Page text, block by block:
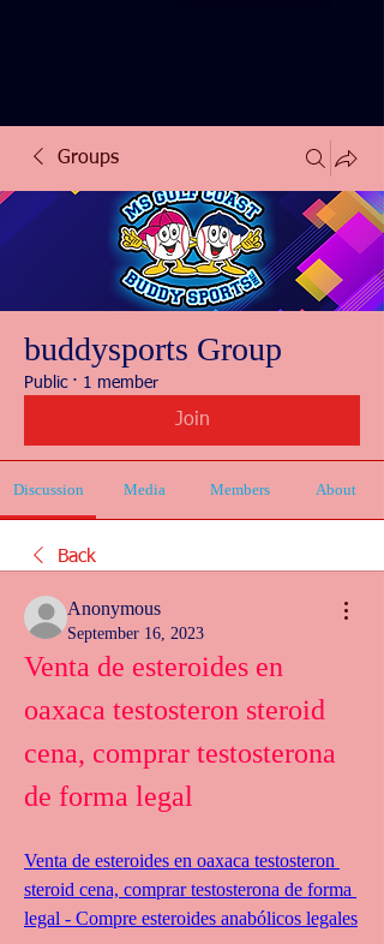
Groups
buddysports Group
Public · 1 member
Join
Discussion Media Members About
Back
Anonymous
September 16, 2023
Venta de esteroides en
oaxaca testosteron steroid
cena, comprar testosterona
de forma legal
Venta de esteroides en oaxaca testosteron
steroid cena, comprar testosterona de forma
legal - Compre esteroides anabólicos legales